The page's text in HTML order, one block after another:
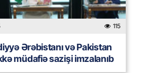
115
Ərəbistanı və Pakistan
müdafiə sazişi imzalanıb